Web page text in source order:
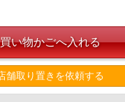
舗取り置きを依頼する